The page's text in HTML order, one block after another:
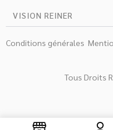
VISION REINER
Conditions générales
Tous Droits